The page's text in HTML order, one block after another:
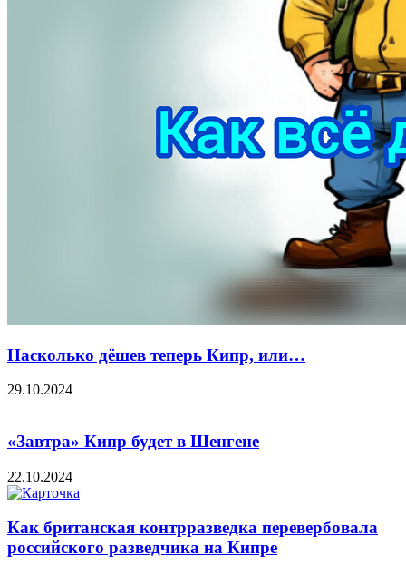
Насколько дёшев теперь Кипр, или…
29.10.2024
«Завтра» Кипр будет в Шенгене
22.10.2024
Как британская контрразведка перевербовала
российского разведчика на Кипре